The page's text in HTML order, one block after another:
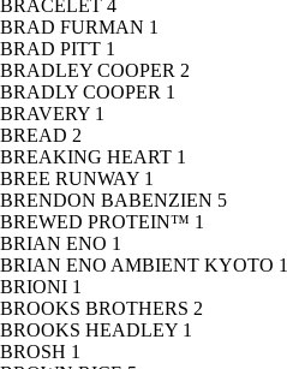
BRACELET 4
BRAD FURMAN 1
BRAD PITT 1
BRADLEY COOPER 2
BRADLY COOPER 1
BRAVERY 1
BREAD 2
BREAKING HEART 1
BREE RUNWAY 1
BRENDON BABENZIEN 5
BREWED PROTEIN™ 1
BRIAN ENO 1
BRIAN ENO AMBIENT KYOTO 1
BRIONI 1
BROOKS BROTHERS 2
BROOKS HEADLEY 1
BROSH 1